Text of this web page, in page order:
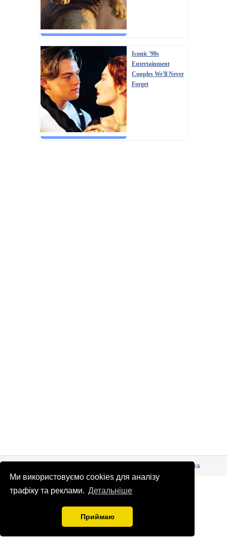
Ми використовуємо cookies для аналізу
трафіку та реклами. Детальніше
Приймаю
Iconic '90s
Entertainment
Couples We'll Never
Forget
© Патріоти України 2026 Правова інформація
Реклама
info@patrioty.org.ua